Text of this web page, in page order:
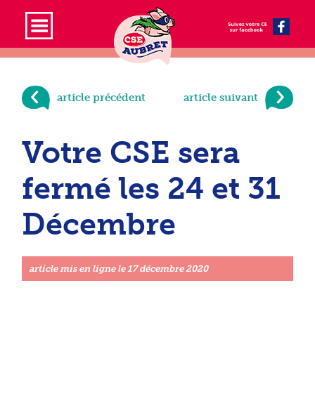
article précédent article suivant
Votre CSE sera
fermé les 24 et 31
Décembre
article mis en ligne le 17 décembre 2020